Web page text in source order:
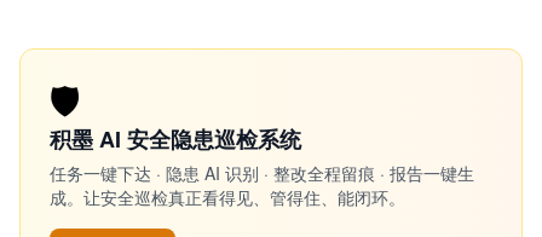
🛡️
积墨 AI 安全隐患巡检系统
任务一键下达 · 隐患 AI 识别 · 整改全程留痕 · 报告一键生
成。让安全巡检真正看得见、管得住、能闭环。